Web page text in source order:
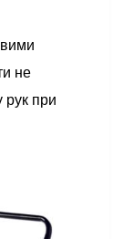
не
рук при